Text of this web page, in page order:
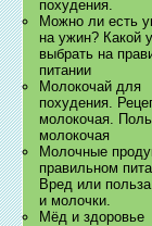
похудения.
Можно ли есть
на ужин? Какой
выбрать на
питании
Молокочай для
похудения.
молокочая.
молокочая
Молочные
правильном
Вред или польза
и молочки.
Мёд и здоровье